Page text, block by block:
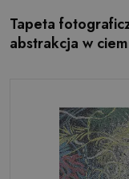
Tapeta
abstrakcja w